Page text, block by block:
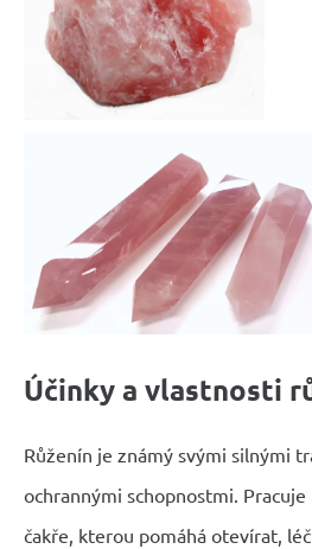
Účinky a vlastnosti
Růženín je známý svými silnými
ochrannými schopnostmi.
čakře, kterou pomáhá otevírat,